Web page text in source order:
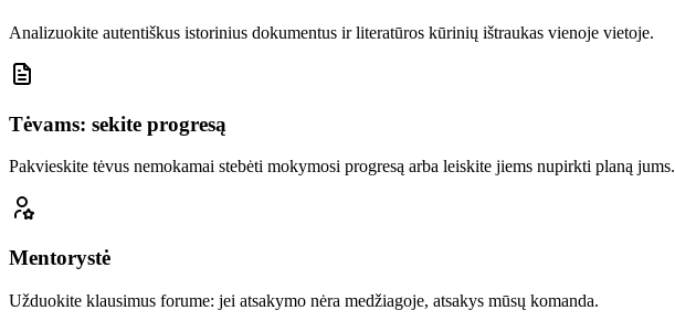
Analizuokite autentiškus istorinius dokumentus ir literatūros kūrinių ištraukas vienoje vietoje.
Tėvams: sekite progresą
Pakvieskite tėvus nemokamai stebėti mokymosi progresą arba leiskite jiems nupirkti planą jums.
Mentorystė
Užduokite klausimus forume: jei atsakymo nėra medžiagoje, atsakys mūsų komanda.